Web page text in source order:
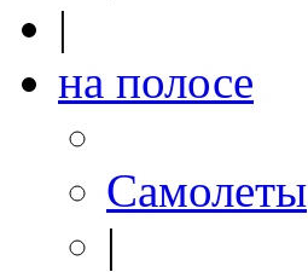
|
на полосе
Самолеты
|